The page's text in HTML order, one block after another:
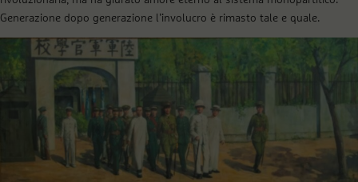
Generazione dopo generazione l’involucro è rimasto tale e quale.